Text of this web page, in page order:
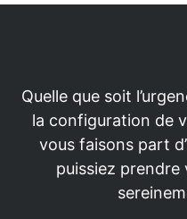
Quelle que soit
la configuration de
vous faisons part
puissiez prendre